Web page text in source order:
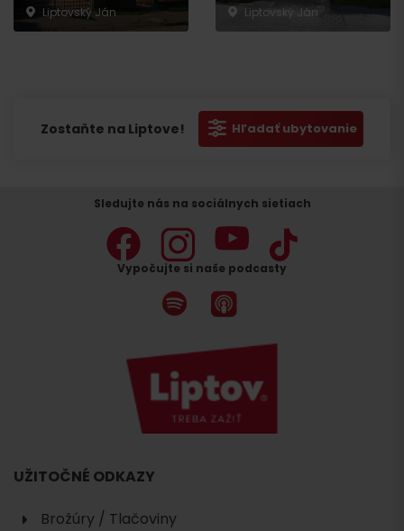
Liptovský Ján
Liptovský Ján
Zostaňte na Liptove! Hľadať ubytovanie
Sledujte nás na sociálnych sietiach
Vypočujte si naše podcasty
UŽITOČNÉ ODKAZY
Brožúry / Tlačoviny